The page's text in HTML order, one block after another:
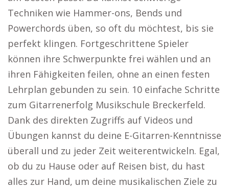
Techniken wie Hammer-ons, Bends und
Powerchords üben, so oft du möchtest, bis sie
perfekt klingen. Fortgeschrittene Spieler
können ihre Schwerpunkte frei wählen und an
ihren Fähigkeiten feilen, ohne an einen festen
Lehrplan gebunden zu sein. 10 einfache Schritte
zum Gitarrenerfolg Musikschule Breckerfeld.
Dank des direkten Zugriffs auf Videos und
Übungen kannst du deine E-Gitarren-Kenntnisse
überall und zu jeder Zeit weiterentwickeln. Egal,
ob du zu Hause oder auf Reisen bist, du hast
alles zur Hand, um deine musikalischen Ziele zu